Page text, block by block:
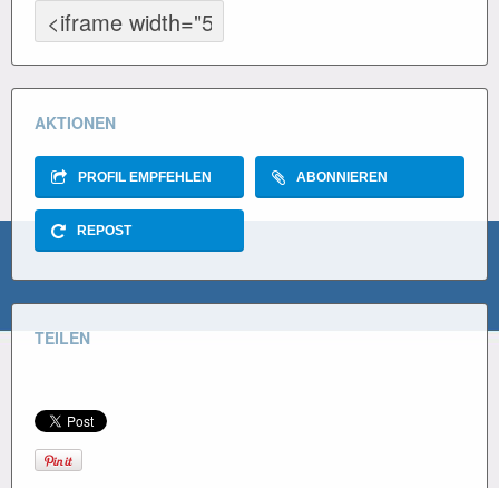
AKTIONEN
PROFIL EMPFEHLEN ABONNIEREN
REPOST
TEILEN